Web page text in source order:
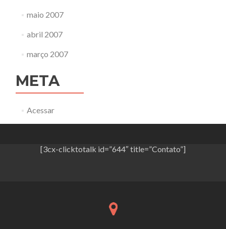
maio 2007
abril 2007
março 2007
META
Acessar
[3cx-clicktotalk id=”644″ title=”Contato”]